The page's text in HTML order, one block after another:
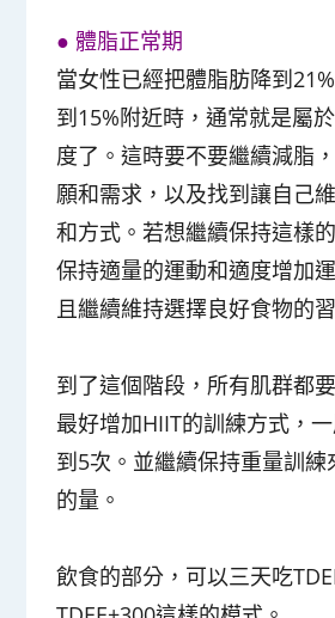
● 體脂正常期
當女性已經把體脂肪降到
到15%附近時，通常就是屬
度了。這時要不要繼續減脂
願和需求，以及找到讓自己
和方式。若想繼續保持這樣
保持適量的運動和適度增加
且繼續維持選擇良好食物的
到了這個階段，所有肌群都
最好增加HIIT的訓練方式，
到5次。並繼續保持重量訓
的量。
飲食的部分，可以三天吃